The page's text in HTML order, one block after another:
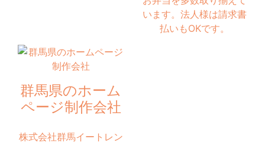
います。法人様は請求書
払いもOKです。
群馬県のホーム
ページ制作会社
株式会社群馬イートレン